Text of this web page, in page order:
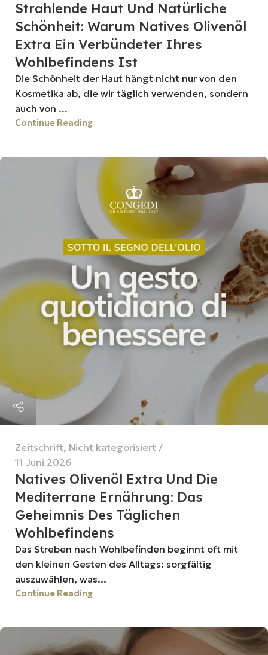
Strahlende Haut Und Natürliche
Schönheit: Warum Natives Olivenöl
Extra Ein Verbündeter Ihres
Wohlbefindens Ist
Die Schönheit der Haut hängt nicht nur von den
Kosmetika ab, die wir täglich verwenden, sondern
auch von ...
Continue Reading
Zeitschrift, Nicht kategorisiert
11 Juni 2026
Natives Olivenöl Extra Und Die
Mediterrane Ernährung: Das
Geheimnis Des Täglichen
Wohlbefindens
Das Streben nach Wohlbefinden beginnt oft mit
den kleinen Gesten des Alltags: sorgfältig
auszuwählen, was...
Continue Reading